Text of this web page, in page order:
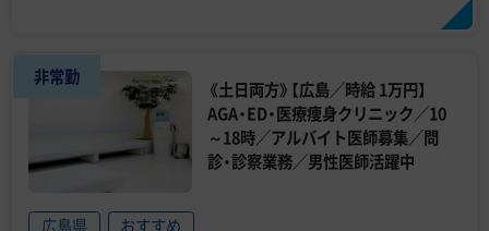
非常勤
《土日両方》【広島／時給 1万円】
AGA・ED・医療痩身クリニック／10
～18時／アルバイト医師募集／問
診・診察業務／男性医師活躍中
広島県 おすすめ